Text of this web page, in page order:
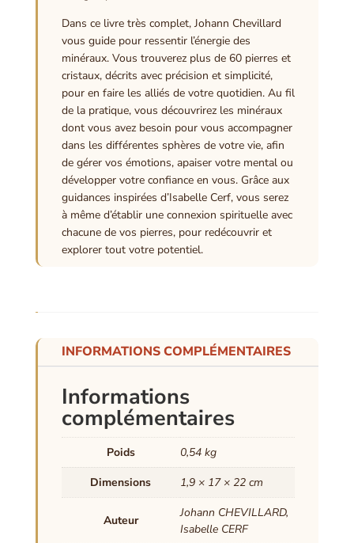
Dans ce livre très complet, Johann Chevillard
vous guide pour ressentir l’énergie des
minéraux. Vous trouverez plus de 60 pierres et
cristaux, décrits avec précision et simplicité,
pour en faire les alliés de votre quotidien. Au fil
de la pratique, vous découvrirez les minéraux
dont vous avez besoin pour vous accompagner
dans les différentes sphères de votre vie, afin
de gérer vos émotions, apaiser votre mental ou
développer votre confiance en vous. Grâce aux
guidances inspirées d’Isabelle Cerf, vous serez
à même d’établir une connexion spirituelle avec
chacune de vos pierres, pour redécouvrir et
explorer tout votre potentiel.
INFORMATIONS COMPLÉMENTAIRES
Informations
complémentaires
Poids
0,54 kg
Dimensions
1,9 × 17 × 22 cm
Auteur
Johann CHEVILLARD,
Isabelle CERF